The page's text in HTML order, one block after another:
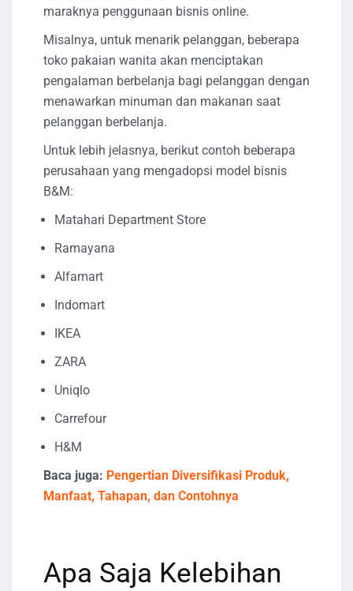
maraknya penggunaan bisnis online.
Misalnya, untuk menarik pelanggan, beberapa
toko pakaian wanita akan menciptakan
pengalaman berbelanja bagi pelanggan dengan
menawarkan minuman dan makanan saat
pelanggan berbelanja.
Untuk lebih jelasnya, berikut contoh beberapa
perusahaan yang mengadopsi model bisnis
B&M:
Matahari Department Store
Ramayana
Alfamart
Indomart
IKEA
ZARA
Uniqlo
Carrefour
H&M
Baca juga: Pengertian Diversifikasi Produk,
Manfaat, Tahapan, dan Contohnya
Apa Saja Kelebihan